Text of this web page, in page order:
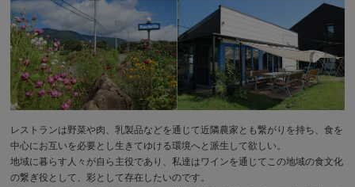
レストランは野菜や肉、乳製品などを通じて近隣農家とも繋がりを持ち、食を
中心にお互いを必要とし生きてゆける環境へと派生して欲しい。
地域に暮らす人々が自ら主役であり、私達はワインを通じてこの地域の食文化
の繋ぎ役として、彩として存在したいのです。